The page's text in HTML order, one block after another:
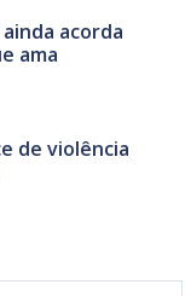
acorda
ama
de violência